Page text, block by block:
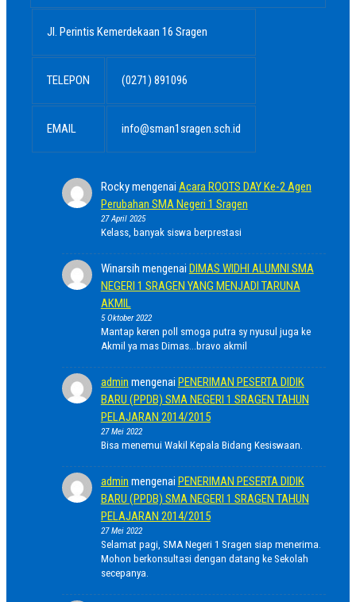
Jl. Perintis Kemerdekaan 16 Sragen
TELEPON (0271) 891096
EMAIL info@sman1sragen.sch.id
Rockymengenai Acara ROOTS DAY Ke-2 Agen
Perubahan SMA Negeri 1 Sragen
27 April 2025
Kelass, banyak siswa berprestasi
Winarsih mengenai DIMAS WIDHI ALUMNI SMA
NEGERI 1 SRAGEN YANG MENJADI TARUNA
AKMIL
5 Oktober 2022
Mantap keren poll smoga putra sy nyusul juga ke
Akmil ya mas Dimas...bravo akmil
admin mengenai PENERIMAN PESERTA DIDIK
BARU (PPDB) SMA NEGERI 1 SRAGEN TAHUN
PELAJARAN 2014/2015
27 Mei 2022
Bisa menemui Wakil Kepala Bidang Kesiswaan.
admin mengenai PENERIMAN PESERTA DIDIK
BARU (PPDB) SMA NEGERI 1 SRAGEN TAHUN
PELAJARAN 2014/2015
27 Mei 2022
Selamat pagi, SMA Negeri 1 Sragen siap menerima.
Mohon berkonsultasi dengan datang ke Sekolah
secepanya.